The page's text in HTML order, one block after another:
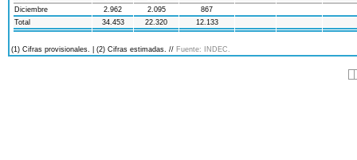
Diciembre
2.962 2.095
867
Total
34.453 22.320 12.133
(1) Cifras provisionales. | (2) Cifras estimadas. // Fuente: INDEC.